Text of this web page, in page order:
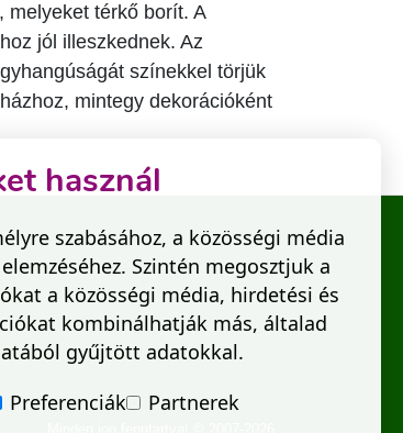
melyeket térkő borít. A
jól illeszkednek. Az
színekkel törjük
mintegy dekorációként
használ
szabásához, a közösségi média
Szintén megosztjuk a
a közösségi média, hirdetési és
kombinálhatják más, általad
gyűjtött adatokkal.
Preferenciák Partnerek